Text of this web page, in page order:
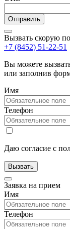
Вызвать скорую
+7 (8452) 51-22-51
Вы можете
или заполнив
Имя
Телефон
Даю согласие с
Заявка на прием
Имя
Телефон